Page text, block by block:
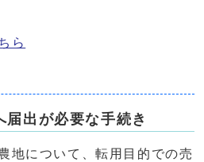
ら
届出が必要な手続き
地について、転用目的での売